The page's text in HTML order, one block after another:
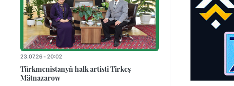
23.07.26 - 20:02
Türkmenistanyň halk artisti Tirkeş
Mätnazarow